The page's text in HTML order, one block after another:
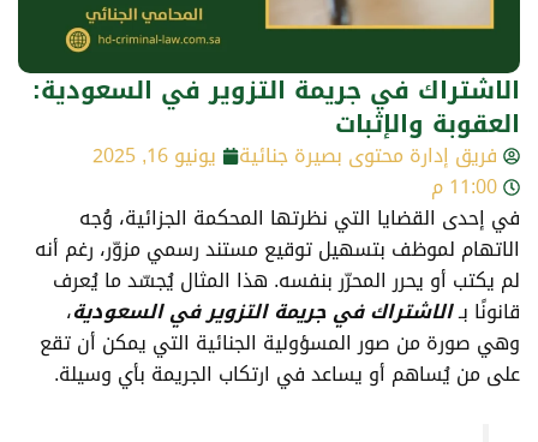
الاشتراك في جريمة التزوير في السعودية:
العقوبة والإثبات
فريق إدارة محتوى بصيرة جنائية
يونيو 16, 2025
11:00 م
في إحدى القضايا التي نظرتها المحكمة الجزائية، وُجه
الاتهام لموظف بتسهيل توقيع مستند رسمي مزوّر، رغم أنه
لم يكتب أو يحرر المحرّر بنفسه. هذا المثال يُجسّد ما يُعرف
قانونًا بـالاشتراك في جريمة التزوير في السعودية،
وهي صورة من صور المسؤولية الجنائية التي يمكن أن تقع
على من يُساهم أو يساعد في ارتكاب الجريمة بأي وسيلة.